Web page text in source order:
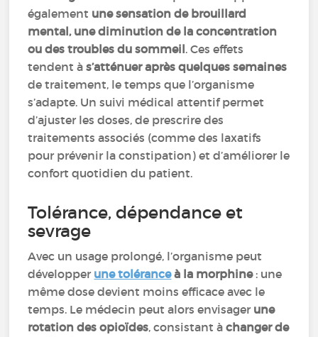
également une sensation de brouillard
mental, une diminution de la concentration
ou des troubles du sommeil. Ces effets
tendent às’atténuer après quelques semaines
de traitement, le temps que l’organisme
s’adapte. Un suivi médical attentif permet
d’ajuster les doses, de prescrire des
traitements associés (comme des laxatifs
pour prévenir la constipation) et d’améliorer le
confort quotidien du patient.
Tolérance, dépendance et
sevrage
Avec un usage prolongé, l’organisme peut
développer une toléranceà la morphine: une
même dose devient moins efficace avec le
temps. Le médecin peut alors envisager une
rotation des opioïdes, consistant àchanger de